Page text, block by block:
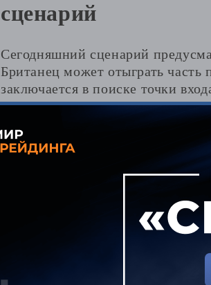
сценарий
Сегодняшний сценарий
Британец может отыграть часть
заключается в поиске точки
1,3520.
Фиксировать прибыль можно на
обещает быть неплохой и может
обратите повышенное внимание.
На отбое от сопротивления на
прием рекомендую
По USDJPY